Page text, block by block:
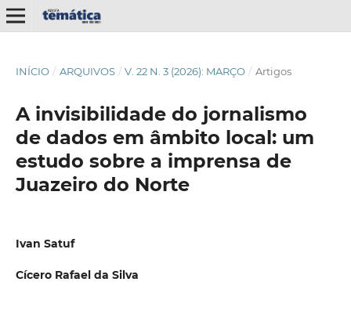
INÍCIO / ARQUIVOS / V. 22 N. 3 (2026): MARÇO / Artigos
A invisibilidade do jornalismo
de dados em âmbito local: um
estudo sobre a imprensa de
Juazeiro do Norte
Ivan Satuf
Cícero Rafael da Silva